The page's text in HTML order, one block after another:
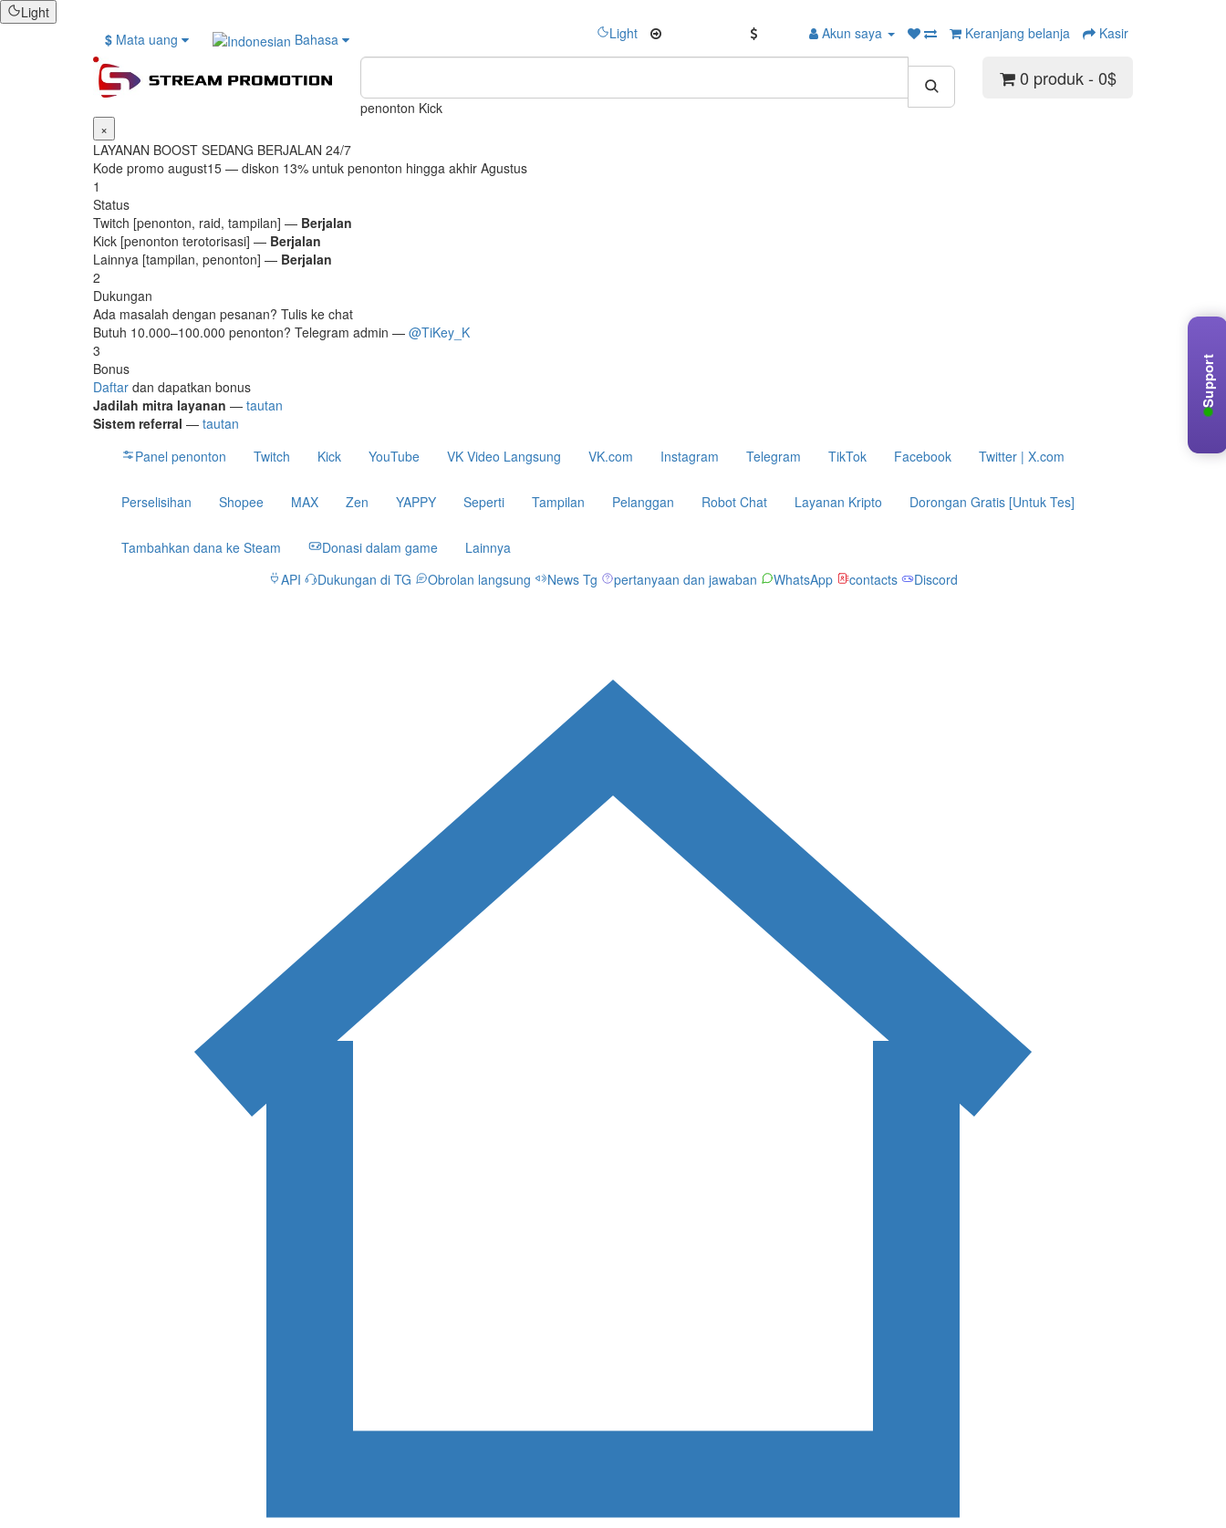
Light
Support
$ Mata uang Bahasa Light Akun saya Keranjang belanja Kasir
penonton Kick
0 produk - 0$
×
LAYANAN BOOST SEDANG BERJALAN 24/7
Kode promo august15 — diskon 13% untuk penonton hingga akhir Agustus
1
Status
Twitch [penonton, raid, tampilan] — Berjalan
Kick [penonton terotorisasi] — Berjalan
Lainnya [tampilan, penonton] — Berjalan
2
Dukungan
Ada masalah dengan pesanan? Tulis ke chat
Butuh 10.000–100.000 penonton? Telegram admin — @TiKey_K
3
Bonus
Daftar dan dapatkan bonus
Jadilah mitra layanan — tautan
Sistem referral — tautan
Panel penonton
Twitch Kick YouTube VK Video Langsung VK.com Instagram Telegram TikTok Facebook Twitter | X.com
Perselisihan Shopee MAX Zen YAPPY Seperti Tampilan Pelanggan Robot Chat Layanan Kripto Dorongan Gratis [Untuk Tes]
Tambahkan dana ke Steam Donasi dalam game
Lainnya
API
Dukungan di TG Obrolan langsung News Tg pertanyaan dan jawaban WhatsApp contacts Discord